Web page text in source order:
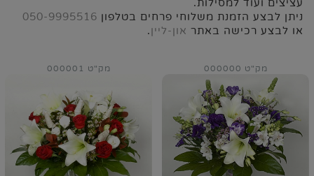
עציצים ועוד למסילות.
ניתן לבצע הזמנת משלוחי פרחים בטלפון 050-9995516
או לבצע רכישה באתר און-ליין.
מק"ט 000000 מק"ט 000001